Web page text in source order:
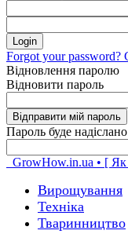
Forgot your password?
Відновлення паролю
Відновити пароль
Пароль буде
GrowHow.in.ua • [
Вирощування
Техніка
Тваринництво